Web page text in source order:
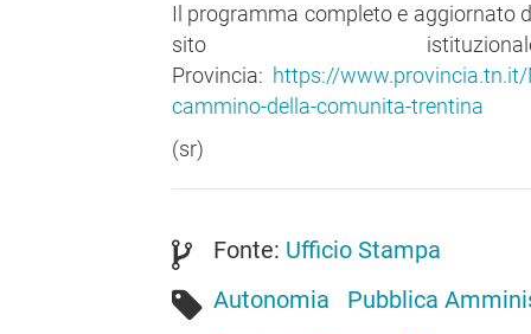
Il programma completo e aggiornato
sito
Provincia: https://www.provincia.tn.it/
cammino-della-comunita-trentina
(sr)
Fonte: Ufficio Stampa
Autonomia
Pubblica